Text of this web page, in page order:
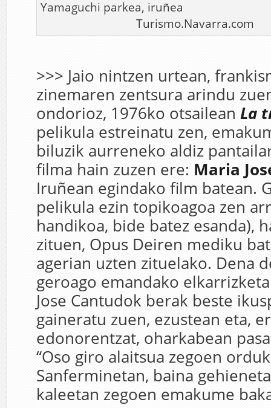
Yamaguchi
Turismo.Navarra.com
>>> Jaio nintzen urtean,
zinemaren zentsura arindu
ondorioz, 1976ko otsailean La
pelikula estreinatu zen,
biluzik aurreneko aldiz
filma hain zuzen ere: Maria
Iruñean egindako film batean.
pelikula ezin topikoagoa zen
handikoa, bide batez esanda),
zituen, Opus Deiren mediku
agerian uzten zituelako. Dena
geroago emandako
Jose Cantudok berak beste
gaineratu zuen, ezustean eta,
edonorentzat, oharkabean
“Oso giro alaitsua zegoen
Sanferminetan, baina
kaleetan zegoen emakume